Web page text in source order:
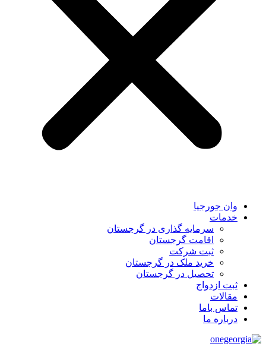
وان جورجیا
خدمات
سرمایه گذاری در گرجستان
اقامت گرجستان
ثبت شرکت
خرید ملک در گرجستان
تحصیل در گرجستان
ثبت ازدواج
مقالات
تماس باما
درباره ما